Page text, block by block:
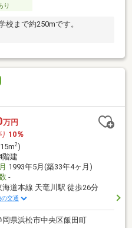
り
まで約250mです。
万円
10％
2)
階建
1993年5月(築33年4ヶ月)
-
海道本線 天竜川駅 徒歩26分
の交通
岡県浜松市中央区飯田町